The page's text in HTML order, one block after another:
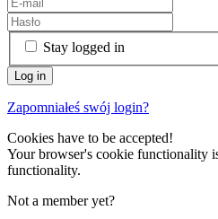
Stay logged in
Zapomniałeś swój login?
Cookies have to be accepted!
Your browser's cookie functionality
functionality.
Not a member yet?